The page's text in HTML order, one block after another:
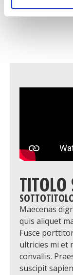
TITOLO
Maecenas
quis aliquet
Fusce
ultricies mi et
convallis.
suscipit